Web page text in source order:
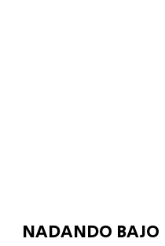
NADANDO BAJO